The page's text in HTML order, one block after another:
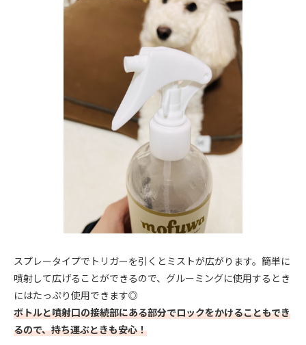
スプレータイプでトリガーを引くとミストが広がります。簡単に
噴射して広げることができるので、グルーミングに使用するとき
にはたっぷり使用できます◎
ボトルと噴射口の接続部にある部分でロックをかけることもでき
るので、持ち運ぶときも安心！